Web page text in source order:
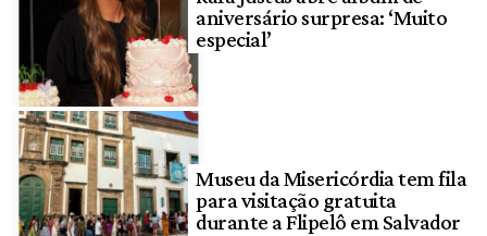
aniversário surpresa: ‘Muito
especial’
Museu da Misericórdia tem fila
para visitação gratuita
durante a Flipelô em Salvador